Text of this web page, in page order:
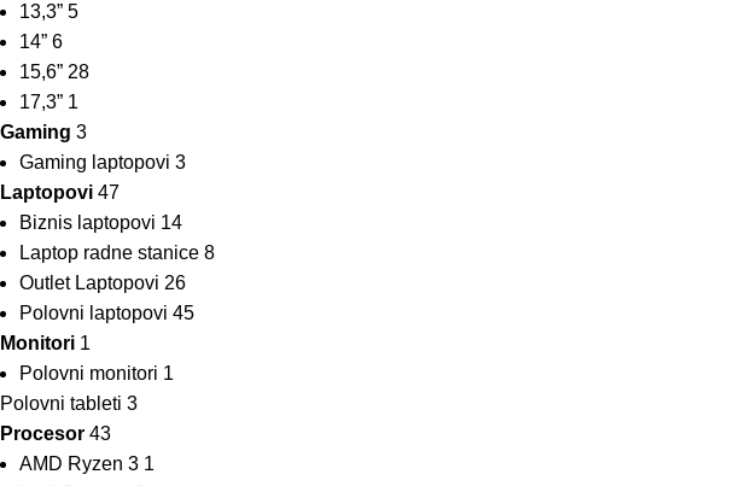
13,3” 5
14” 6
15,6” 28
17,3” 1
Gaming 3
Gaming laptopovi 3
Laptopovi 47
Biznis laptopovi 14
Laptop radne stanice 8
Outlet Laptopovi 26
Polovni laptopovi 45
Monitori 1
Polovni monitori 1
Polovni tableti 3
Procesor 43
AMD Ryzen 3 1